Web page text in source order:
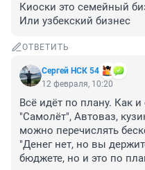
Киоски это семейный
Или узбекский бизнес
ОТВЕТИТЬ
Сергей НСК 54
12 февраля, 10:20
Всё идёт по плану. Как
"Самолёт", Автоваз,
можно перечислять
"Денег нет, но вы
бюджете, но и это по